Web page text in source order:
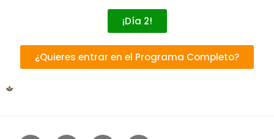
¡Día 2!
¿Quieres entrar en el Programa Completo?